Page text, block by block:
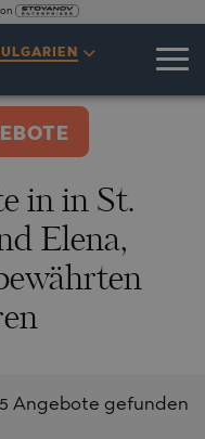
in in St.
Elena,
5 Angebote gefunden